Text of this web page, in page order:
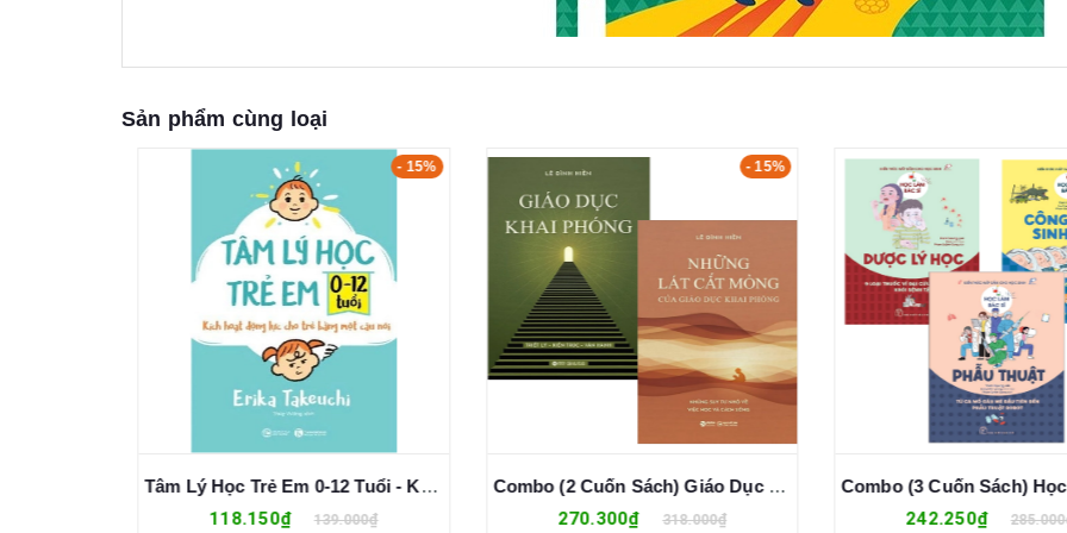
Sản phẩm cùng loại
- 15%
Tâm Lý Học Trẻ Em 0-12 Tuổi - Kích Hoạt Động Lực Cho Trẻ Bằng Một Câu Nói - Erika Takeuchi
118.150₫ 139.000₫
- 15%
Combo (2 Cuốn Sách) Giáo Dục Khai Phóng + Những Lát Cắt Mỏng Của Giáo Dục Khai Phóng (Lê Đình Hiền)
270.300₫ 318.000₫ 242.250₫ 285.000₫